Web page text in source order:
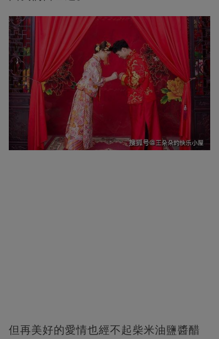
但再美好的愛情也經不起柴米油鹽醬醋